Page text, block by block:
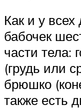
Как и у
бабочек
части тела:
(грудь или
брюшко
также есть